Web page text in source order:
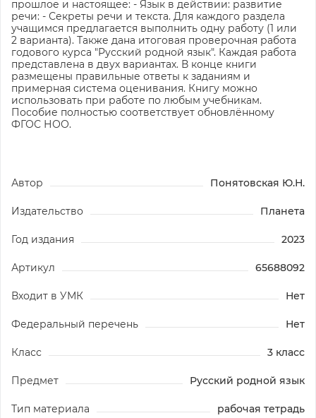
прошлое и настоящее: - Язык в действии: развитие
речи: - Секреты речи и текста. Для каждого раздела
учащимся предлагается выполнить одну работу (1 или
2 варианта). Также дана итоговая проверочная работа
годового курса "Русский родной язык". Каждая работа
представлена в двух вариантах. В конце книги
размещены правильные ответы к заданиям и
примерная система оценивания. Книгу можно
использовать при работе по любым учебникам.
Пособие полностью соответствует обновлённому
ФГОС НОО.
Автор Понятовская Ю.Н.
Издательство Планета
Год издания 2023
Артикул 65688092
Входит в УМК Нет
Федеральный перечень Нет
Класс 3 класс
Предмет Русский родной язык
Тип материала рабочая тетрадь